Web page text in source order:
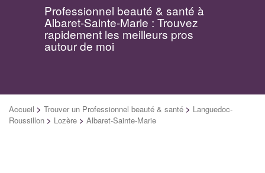
Professionnel beauté & santé à
Albaret-Sainte-Marie : Trouvez
rapidement les meilleurs pros
autour de moi
Accueil > Trouver un Professionnel beauté & santé > Languedoc-
Roussillon > Lozère > Albaret-Sainte-Marie